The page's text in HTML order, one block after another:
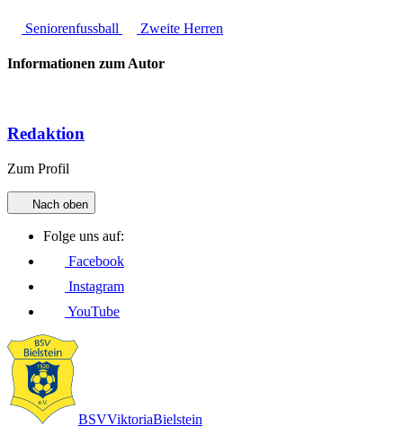
Seniorenfussball Zweite Herren
Informationen zum Autor
Redaktion
Zum Profil
Nach oben
Folge uns auf:
Facebook
Instagram
YouTube
BSVViktoriaBielstein